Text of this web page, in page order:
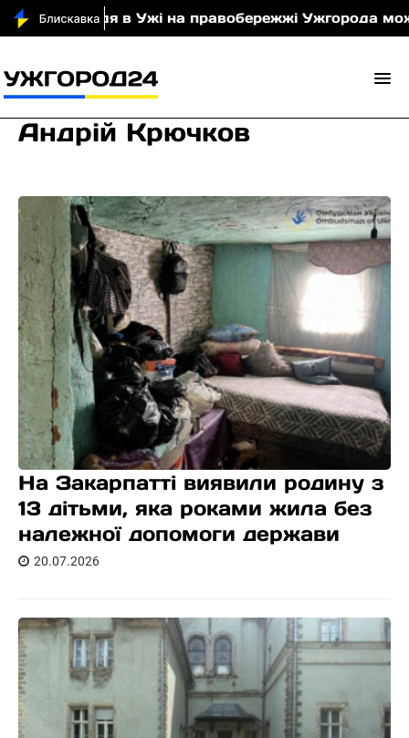
в Ужі на правобережжі Ужгорода можуть
Андрій Крючков
На Закарпатті виявили родину з
13 дітьми, яка роками жила без
належної допомоги держави
20.07.2026